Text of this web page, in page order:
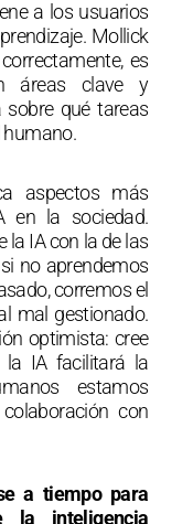
a los usuarios
Mollick
es
áreas clave y
sobre qué tareas
aspectos más
en la sociedad.
la IA con la de las
no aprendemos
corremos el
mal gestionado.
optimista: cree
la IA facilitará la
estamos
con
a tiempo para
la inteligencia